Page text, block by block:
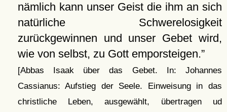
nämlich kann unser Geist die ihm an sich
natürliche Schwerelosigkeit
zurückgewinnen und unser Gebet wird,
wie von selbst, zu Gott emporsteigen.
[Abbas Isaak über das Gebet. In: Johannes
Cassianus: Aufstieg der Seele. Einweisung in das
christliche Leben, ausgewählt, übertragen ud